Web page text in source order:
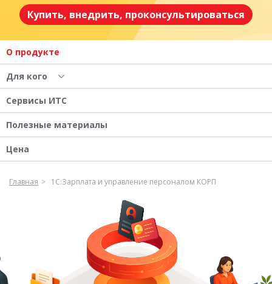
Купить, внедрить, проконсультироваться
О продукте
Для кого
Сервисы ИТС
Полезные материалы
Цена
Главная 1С:Зарплата и управление персоналом КОРП